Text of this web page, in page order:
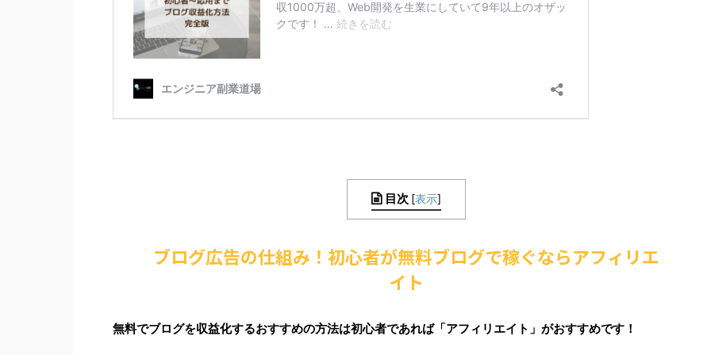
目次 [表示]
ブログ広告の仕組み！初心者が無料ブログで稼ぐならアフィリエ
イト
無料でブログを収益化するおすすめの方法は初心者であれば「アフィリエイト」がおすすめです！